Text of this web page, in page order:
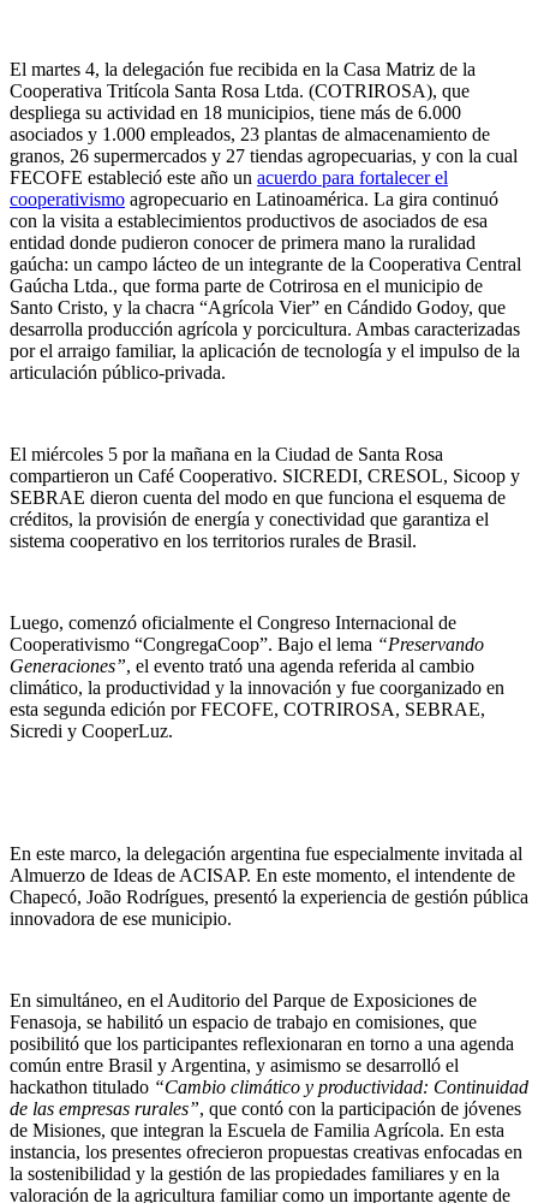
El martes 4, la delegación fue recibida en la Casa Matriz de la
Cooperativa Tritícola Santa Rosa Ltda. (COTRIROSA), que
despliega su actividad en 18 municipios, tiene más de 6.000
asociados y 1.000 empleados, 23 plantas de almacenamiento de
granos, 26 supermercados y 27 tiendas agropecuarias, y con la cual
FECOFE estableció este año un acuerdo para fortalecer el
cooperativismo agropecuario en Latinoamérica. La gira continuó
con la visita a establecimientos productivos de asociados de esa
entidad donde pudieron conocer de primera mano la ruralidad
gaúcha: un campo lácteo de un integrante de la Cooperativa Central
Gaúcha Ltda., que forma parte de Cotrirosa en el municipio de
Santo Cristo, y la chacra “Agrícola Vier” en Cándido Godoy, que
desarrolla producción agrícola y porcicultura. Ambas caracterizadas
por el arraigo familiar, la aplicación de tecnología y el impulso de la
articulación público-privada.
El miércoles 5 por la mañana en la Ciudad de Santa Rosa
compartieron un Café Cooperativo. SICREDI, CRESOL, Sicoop y
SEBRAE dieron cuenta del modo en que funciona el esquema de
créditos, la provisión de energía y conectividad que garantiza el
sistema cooperativo en los territorios rurales de Brasil.
Luego, comenzó oficialmente el Congreso Internacional de
Cooperativismo “CongregaCoop”. Bajo el lema “Preservando
Generaciones”, el evento trató una agenda referida al cambio
climático, la productividad y la innovación y fue coorganizado en
esta segunda edición por FECOFE, COTRIROSA, SEBRAE,
Sicredi y CooperLuz.
En este marco, la delegación argentina fue especialmente invitada al
Almuerzo de Ideas de ACISAP. En este momento, el intendente de
Chapecó, João Rodrígues, presentó la experiencia de gestión pública
innovadora de ese municipio.
En simultáneo, en el Auditorio del Parque de Exposiciones de
Fenasoja, se habilitó un espacio de trabajo en comisiones, que
posibilitó que los participantes reflexionaran en torno a una agenda
común entre Brasil y Argentina, y asimismo se desarrolló el
hackathon titulado “Cambio climático y productividad: Continuidad
de las empresas rurales”, que contó con la participación de jóvenes
de Misiones, que integran la Escuela de Familia Agrícola. En esta
instancia, los presentes ofrecieron propuestas creativas enfocadas en
la sostenibilidad y la gestión de las propiedades familiares y en la
valoración de la agricultura familiar como un importante agente de